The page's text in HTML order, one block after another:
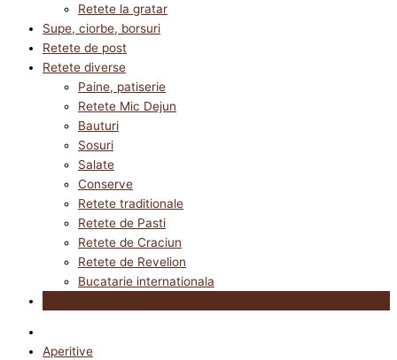
Retete la gratar
Supe, ciorbe, borsuri
Retete de post
Retete diverse
Paine, patiserie
Retete Mic Dejun
Bauturi
Sosuri
Salate
Conserve
Retete traditionale
Retete de Pasti
Retete de Craciun
Retete de Revelion
Bucatarie internationala
Aperitive